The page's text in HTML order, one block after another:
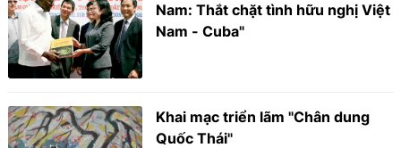
Nam: Thắt chặt tình hữu nghị Việt
Nam - Cuba"
Khai mạc triển lãm "Chân dung
Quốc Thái"